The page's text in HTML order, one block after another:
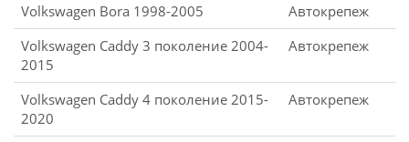
Volkswagen Bora 1998-2005
Автокрепеж
Volkswagen Caddy 3 поколение 2004-
2015
Автокрепеж
Volkswagen Caddy 4 поколение 2015-
2020
Автокрепеж